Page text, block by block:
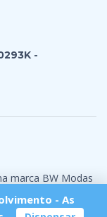
-
marca BW Modas
- As